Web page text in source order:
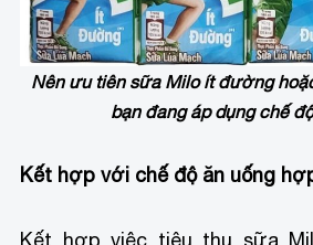
Nên ưu tiên sữa Milo ít đường
bạn đang áp dụng chế
Kết hợp với chế độ ăn uống
Kết hợp việc tiêu thụ sữa